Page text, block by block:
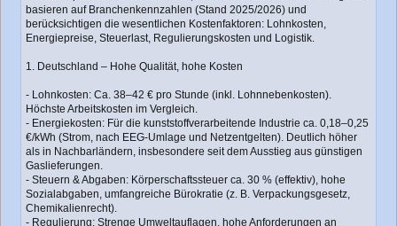
basieren auf Branchenkennzahlen (Stand 2025/2026) und
berücksichtigen die wesentlichen Kostenfaktoren: Lohnkosten,
Energiepreise, Steuerlast, Regulierungskosten und Logistik.
1. Deutschland – Hohe Qualität, hohe Kosten
- Lohnkosten: Ca. 38–42 € pro Stunde (inkl. Lohnnebenkosten).
Höchste Arbeitskosten im Vergleich.
- Energiekosten: Für die kunststoffverarbeitende Industrie ca. 0,18–0,25
€/kWh (Strom, nach EEG-Umlage und Netzentgelten). Deutlich höher
als in Nachbarländern, insbesondere seit dem Ausstieg aus günstigen
Gaslieferungen.
- Steuern & Abgaben: Körperschaftssteuer ca. 30 % (effektiv), hohe
Sozialabgaben, umfangreiche Bürokratie (z. B. Verpackungsgesetz,
Chemikalienrecht).
- Regulierung: Strenge Umweltauflagen, hohe Anforderungen an